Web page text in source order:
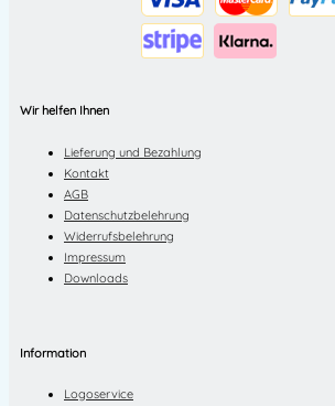
Wir helfen Ihnen
Lieferung und Bezahlung
Kontakt
AGB
Datenschutzbelehrung
Widerrufsbelehrung
Impressum
Downloads
Information
Logoservice